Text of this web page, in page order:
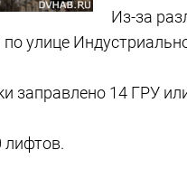
Из-за
улице
заправлено 14 ГРУ
лифтов.